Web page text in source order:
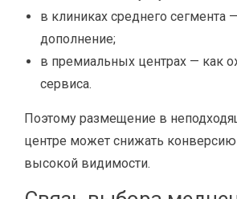
в клиниках среднего сегмента
дополнение;
в премиальных центрах — как
сервиса.
Поэтому размещение в
центре может снижать
высокой видимости.